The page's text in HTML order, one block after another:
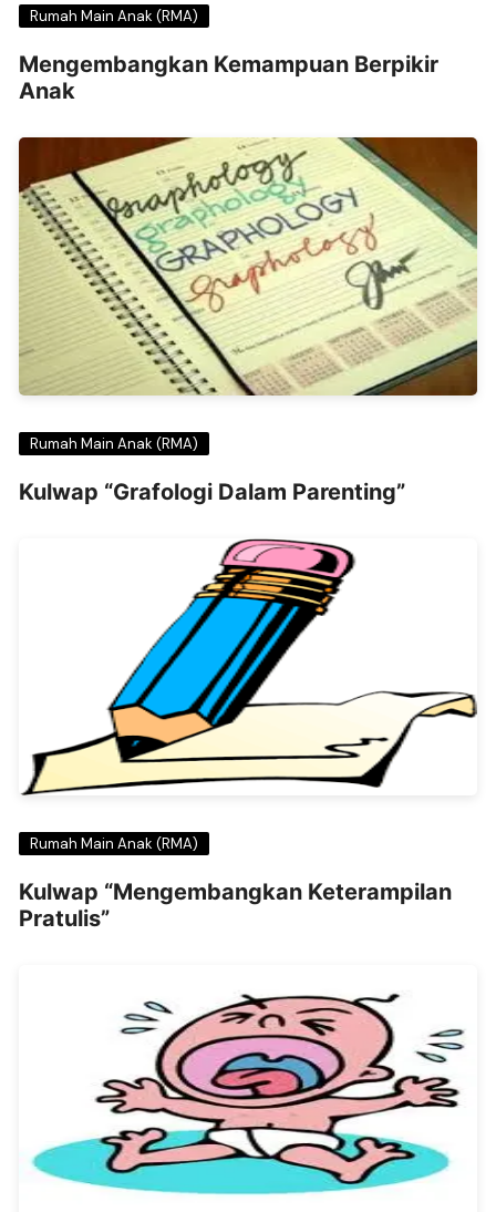
Rumah Main Anak (RMA)
Mengembangkan Kemampuan Berpikir
Anak
Rumah Main Anak (RMA)
Kulwap “Grafologi Dalam Parenting”
Rumah Main Anak (RMA)
Kulwap “Mengembangkan Keterampilan
Pratulis”